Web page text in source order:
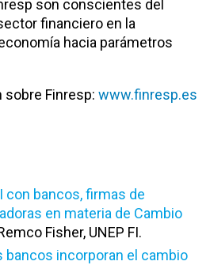
son conscientes del
financiero en la
hacia parámetros
sobre Finresp: www.finresp.es
con bancos, firmas de
en materia de Cambio
Fisher, UNEP FI.
bancos incorporan el cambio